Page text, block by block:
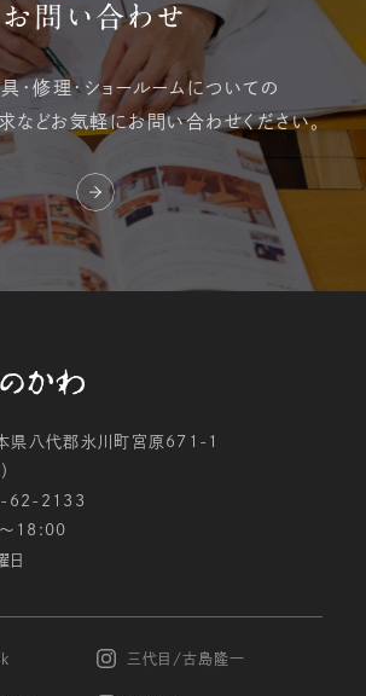
お問い合わせ
・修理・ ショールームについての
などお気軽にお問い合わせください。
八代郡氷川町宮原671-1
）
62-2133
18:00
日
三代目/古島隆一